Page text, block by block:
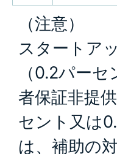
（注意）
スタートア
（0.2パー
者保証非提
セント又は
は、補助の